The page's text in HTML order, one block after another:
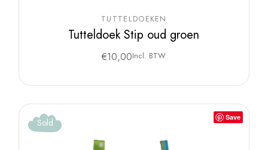
TUTTELDOEKEN
Tutteldoek Stip oud groen
€10,00Incl. BTW
Save
Sold